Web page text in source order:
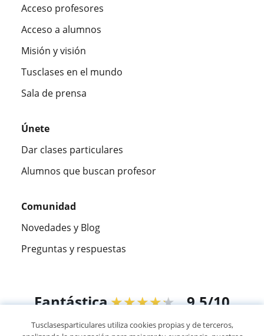
Acceso profesores
Acceso a alumnos
Misión y visión
Tusclases en el mundo
Sala de prensa
Únete
Dar clases particulares
Alumnos que buscan profesor
Comunidad
Novedades y Blog
Preguntas y respuestas
Fantástica★★★★★ 9,5/10
305883opiniones de alumnos
Tusclasesparticulares utiliza cookies propias y de terceros,